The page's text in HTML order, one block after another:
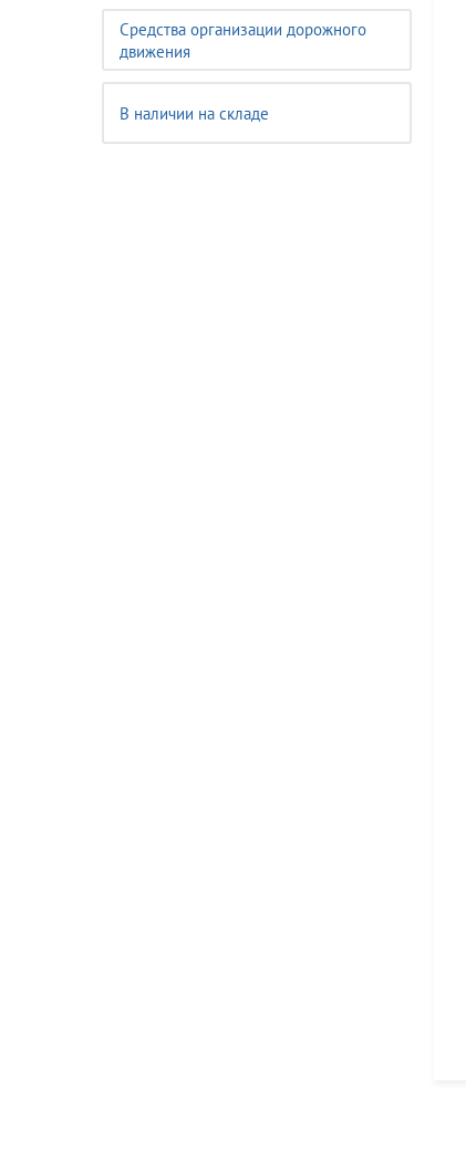
Средства организации дорожного
движения
В наличии на складе